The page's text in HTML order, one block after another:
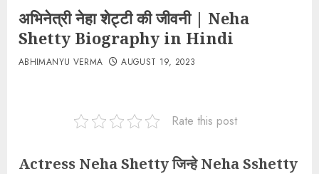
अभिनेत्री नेहा शेट्टी की जीवनी | Neha
Shetty Biography in Hindi
ABHIMANYU VERMA AUGUST 19, 2023
Rate this post
Actress Neha Shetty जिन्हे Neha Sshetty